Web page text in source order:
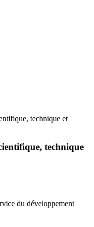
technique et
technique
du développement